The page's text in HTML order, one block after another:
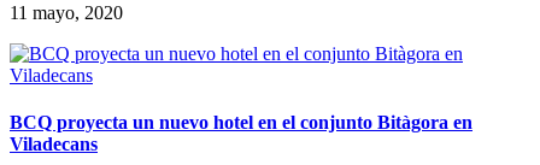
11 mayo, 2020
BCQ proyecta un nuevo hotel en el conjunto Bitàgora en
Viladecans